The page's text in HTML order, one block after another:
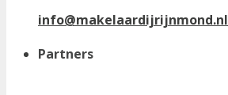
info@makelaardijrijnmond.nl
Partners